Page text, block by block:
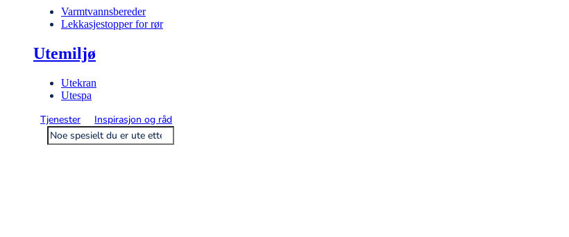
Varmtvannsbereder
Lekkasjestopper for rør
Utemiljø
Utekran
Utespa
Tjenester Inspirasjon og råd